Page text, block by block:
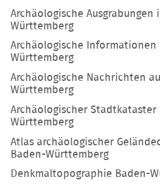
Archäologische Ausgrabungen
Württemberg
Archäologische Informationen
Württemberg
Archäologische Nachrichten
Württemberg
Archäologischer Stadtkataster
Württemberg
Atlas archäologischer
Baden-Württemberg
Denkmaltopographie Baden-